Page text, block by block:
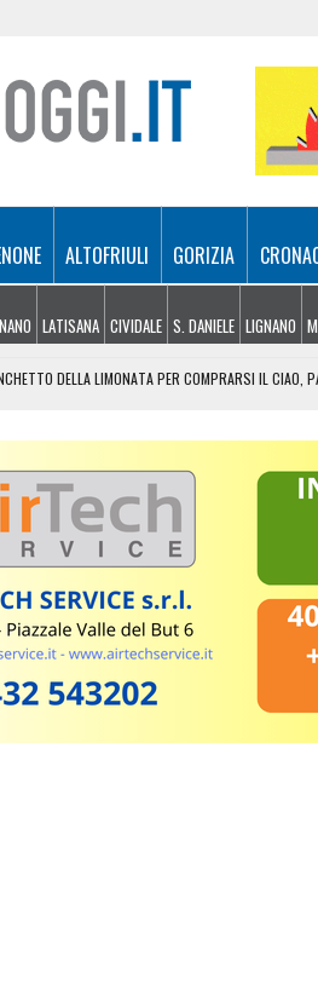
ALTOFRIULI GORIZIA
LATISANA CIVIDALE S. DANIELE LIGNANO
DELLA LIMONATA PER COMPRARSI IL CIAO,
SUI BUS DI UDINE ARRIVA IL CONTACTLESS PER
I CONTROLLI IN FVG: NEL MIRINO ABBANDONI E